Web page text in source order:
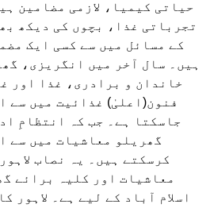
حیاتی کیمیا، لازمی مضامین
تجرباتی غذا، بچوں کی دیکھ
کے مسائل میں سے کسی ایک
ہیں۔ سال آخر میں انگریزی،
خاندان و برادری، غذا اور
فنون(اعلیٰ) غذائیت میں سے
جاسکتا ہے۔ جب کہ انتظامِ
گھریلو معاشیات میں سے
کرسکتے ہیں۔ یہ نصاب
معاشیات اور کلیہ برائے
اسلام آباد کے لیے ہے۔ لاہور